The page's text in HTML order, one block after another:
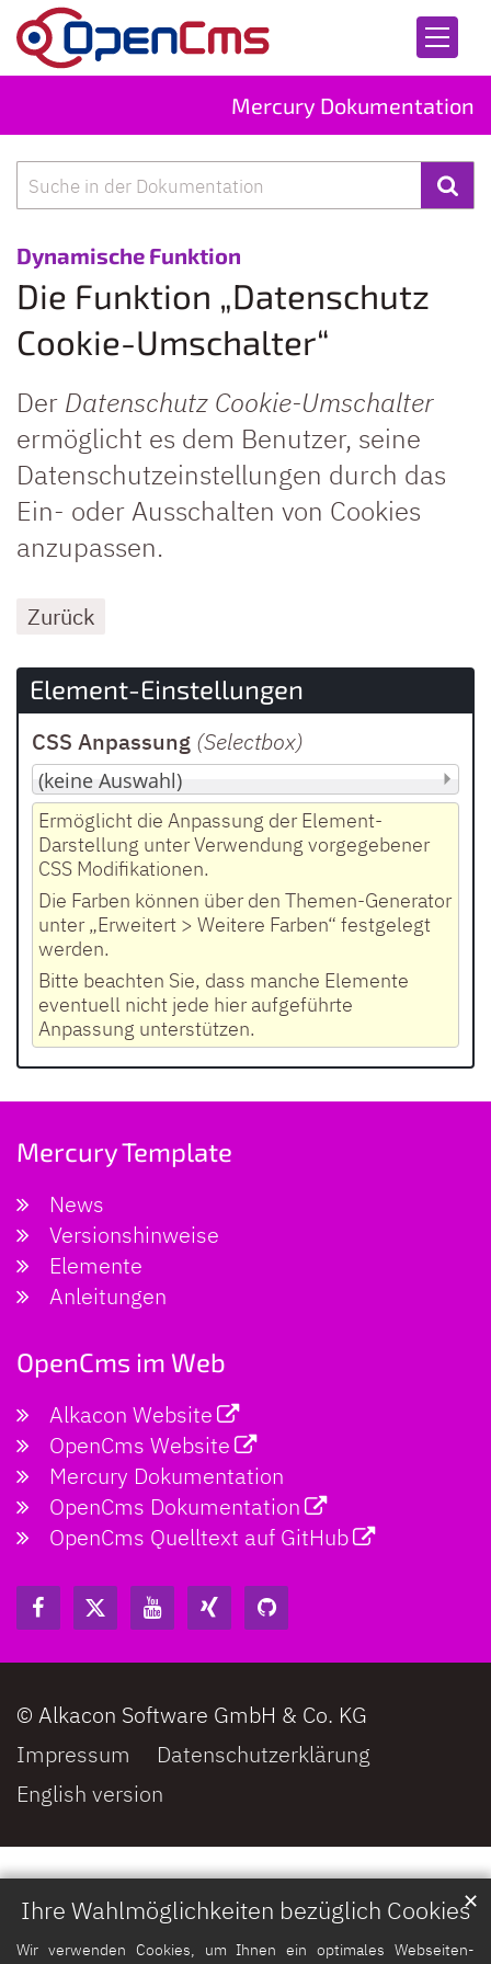
Ihre Wahlmöglichkeiten bezüglich Cookies
Wir verwenden Cookies, um Ihnen ein optimales Webseiten-
✕
Zum Inhalt springen
Mercury Dokumentation
Dynamische Funktion
Die Funktion „Datenschutz
Cookie-Umschalter“
Der Datenschutz Cookie-Umschalter
ermöglicht es dem Benutzer, seine
Datenschutzeinstellungen durch das
Ein- oder Ausschalten von Cookies
anzupassen.
Zurück
Element-Einstellungen
CSS Anpassung (Selectbox)
Ermöglicht die Anpassung der Element-
Darstellung unter Verwendung vorgegebener
CSS Modifikationen.
Die Farben können über den Themen-Generator
unter „Erweitert > Weitere Farben“ festgelegt
werden.
Bitte beachten Sie, dass manche Elemente
eventuell nicht jede hier aufgeführte
Anpassung unterstützen.
Suche
Mercury Template
News
Versionshinweise
Elemente
Anleitungen
OpenCms im Web
Alkacon Website
OpenCms Website
Mercury Dokumentation
OpenCms Dokumentation
OpenCms Quelltext auf GitHub
© Alkacon Software GmbH & Co. KG
Impressum
Datenschutzerklärung
English version